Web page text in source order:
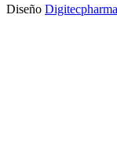
Diseño Digitecpharma